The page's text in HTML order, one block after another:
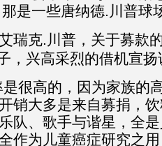
是一些唐纳德.川普球
瑞克.川普，关于募款
，兴高采烈的借机宣扬
是很高的，因为家族的
销大多是来自募捐，
队、歌手与谐星，全
作为儿童癌症研究之用